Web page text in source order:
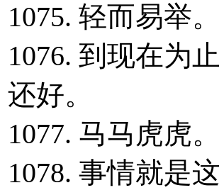
1075. 轻而易举。
1076. 到现在为止
还好。
1077. 马马虎虎。
1078. 事情就是这